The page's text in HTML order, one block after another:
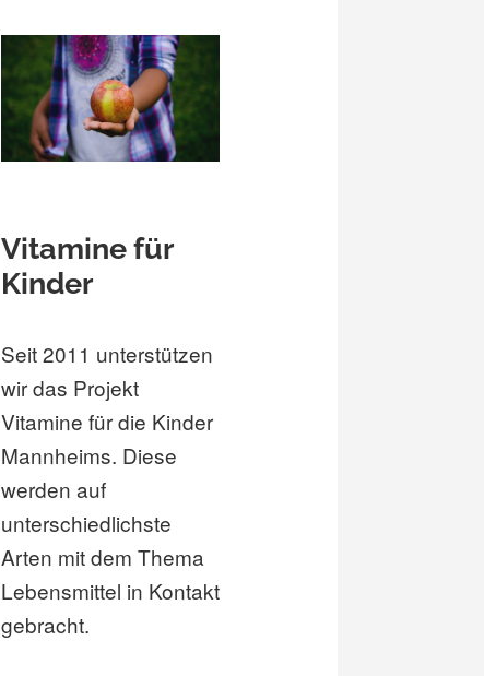
Vitamine für
Kinder
Seit 2011 unterstützen
wir das Projekt
Vitamine für die Kinder
Mannheims. Diese
werden auf
unterschiedlichste
Arten mit dem Thema
Lebensmittel in Kontakt
gebracht.